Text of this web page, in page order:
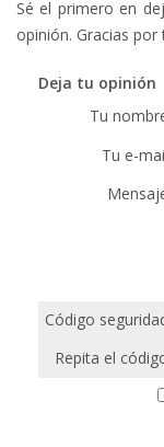
Sé el primero en
opinión. Gracias
Deja tu opinión
Tu
Tu e-
Código
Repita el